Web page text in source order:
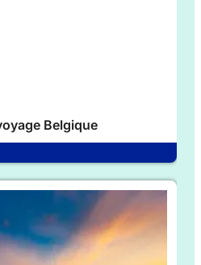
Belgique